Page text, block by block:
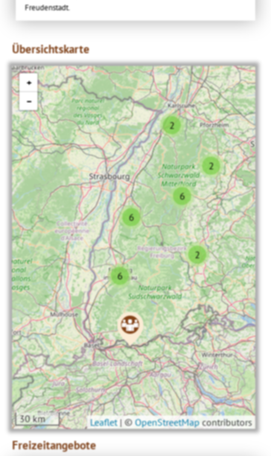
Freudenstadt.
Übersichtskarte
6
2
2
2
6
6
+
−
30 km Leaflet |© OpenStreetMap contributors
Freizeitangebote